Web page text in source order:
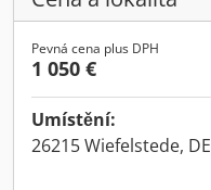
Pevná cena plus DPH
1 050 €
Umístění:
26215 Wiefelstede, DE